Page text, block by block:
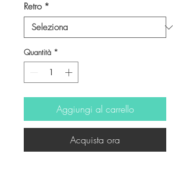
Retro *
Quantità *
Aggiungi al carrello
Acquista ora